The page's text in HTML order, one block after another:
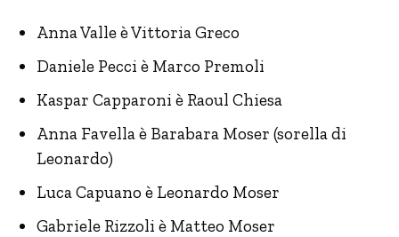
Anna Valle è Vittoria Greco
Daniele Pecci è Marco Premoli
Kaspar Capparoni è Raoul Chiesa
Anna Favella è Barabara Moser (sorella di
Leonardo)
Luca Capuano è Leonardo Moser
Gabriele Rizzoli è Matteo Moser